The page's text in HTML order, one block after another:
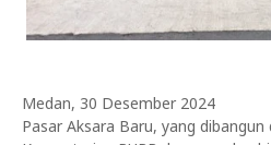
Medan, 30 Desember 2024
Pasar Aksara Baru, yang